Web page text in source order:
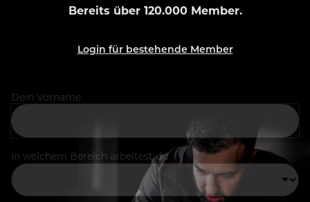
Bereits über 120.000 Member.
Login für bestehende Member
Dein Vorname
In welchem Bereich arbeitest du